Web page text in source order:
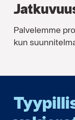
Palvelemme
kun